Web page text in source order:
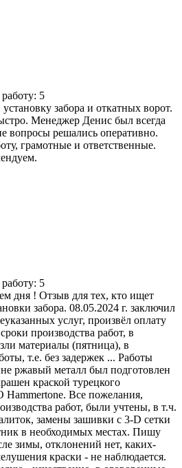
5
забора и откатных ворот.
Менеджер Денис был всегда
вопросы решались оперативно.
грамотные и ответственные.
5
дня ! Отзыв для тех, кто ищет
забора. 08.05.2024 г. заключил
услуг, произвёл оплату
производства работ, в
материалы (пятница), в
т.е. без задержек ... Работы
ржавый металл был подготовлен
краской турецкого
Hammertone. Все пожелания,
работ, были учтены, в т.ч.
замены зашивки с 3-D сетки
в необходимых местах. Пишу
зимы, отклонений нет, каких-
краски - не наблюдается.